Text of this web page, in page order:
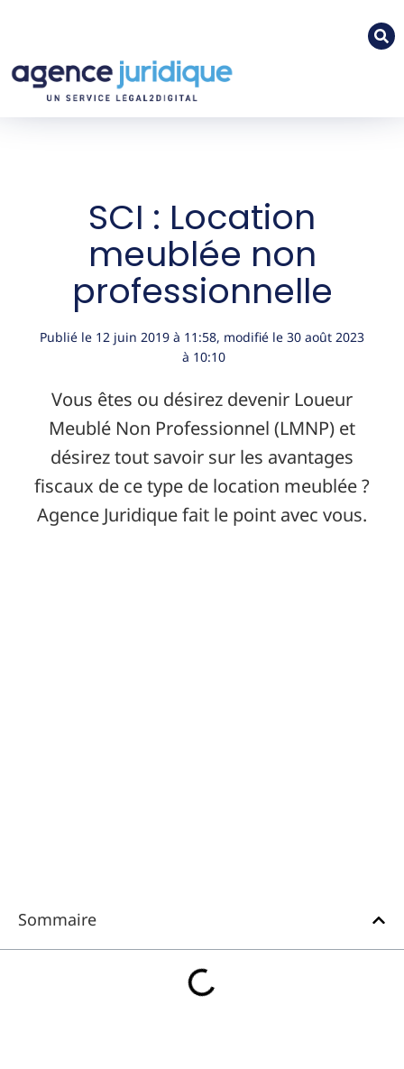
SCI : Location
meublée non
professionnelle
Publié le 12 juin 2019 à 11:58, modifié le 30 août 2023
à 10:10
Vous êtes ou désirez devenir Loueur
Meublé Non Professionnel (LMNP) et
désirez tout savoir sur les avantages
fiscaux de ce type de location meublée ?
Agence Juridique fait le point avec vous.
Sommaire